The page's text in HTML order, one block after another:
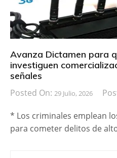
Avanza Dictamen para
investiguen
señales
Posted On: 29 Julio, 2026
* Los criminales emplean
para cometer delitos de